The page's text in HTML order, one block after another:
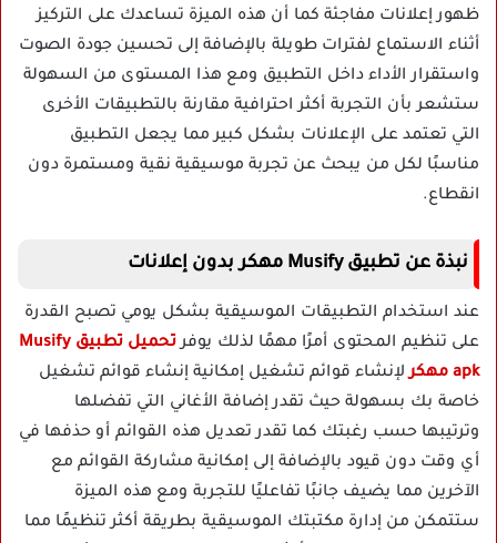
ظهور إعلانات مفاجئة كما أن هذه الميزة تساعدك على التركيز
أثناء الاستماع لفترات طويلة بالإضافة إلى تحسين جودة الصوت
واستقرار الأداء داخل التطبيق ومع هذا المستوى من السهولة
ستشعر بأن التجربة أكثر احترافية مقارنة بالتطبيقات الأخرى
التي تعتمد على الإعلانات بشكل كبير مما يجعل التطبيق
مناسبًا لكل من يبحث عن تجربة موسيقية نقية ومستمرة دون
انقطاع.
نبذة عن تطبيق Musify مهكر بدون إعلانات
عند استخدام التطبيقات الموسيقية بشكل يومي تصبح القدرة
على تنظيم المحتوى أمرًا مهمًا لذلك يوفر
تحميل تطبيق Musify
apk مهكر
لإنشاء قوائم تشغيل إمكانية إنشاء قوائم تشغيل
خاصة بك بسهولة حيث تقدر إضافة الأغاني التي تفضلها
وترتيبها حسب رغبتك كما تقدر تعديل هذه القوائم أو حذفها في
أي وقت دون قيود بالإضافة إلى إمكانية مشاركة القوائم مع
الآخرين مما يضيف جانبًا تفاعليًا للتجربة ومع هذه الميزة
ستتمكن من إدارة مكتبتك الموسيقية بطريقة أكثر تنظيمًا مما